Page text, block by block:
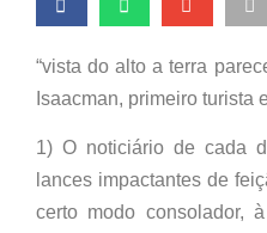
“vista do alto a terra
Isaacman, primeiro turista
1) O noticiário de cada
lances impactantes de
certo modo consolador,